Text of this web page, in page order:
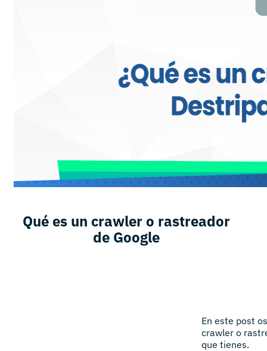
Qué es un crawler o rastreador
de Google
En este post
crawler o
que tienes.